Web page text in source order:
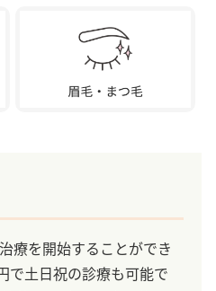
療を開始することができ
で土日祝の診療も可能で